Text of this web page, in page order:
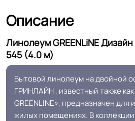
линейных размеров
Коэффициент
противоскольжения
Срок службы 10 лет
Длина рулон. 23 м
Описание
Линолеум GREENLiNE Дизайн
545 (4.0 м)
Бытовой линолеум на двойной
ГРИНЛАЙН , известный также
GREENLINE», предназначен для
жилых помещениях. В